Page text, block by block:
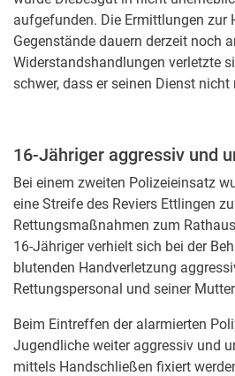
aufgefunden. Die Ermittlungen zur
Gegenstände dauern derzeit noch
Widerstandshandlungen verletzte
schwer, dass er seinen Dienst
16-Jähriger aggressiv und
Bei einem zweiten Polizeieinsatz
eine Streife des Reviers Ettlingen
Rettungsmaßnahmen zum
16-Jähriger verhielt sich bei der
blutenden Handverletzung
Rettungspersonal und seiner
Beim Eintreffen der alarmierten
Jugendliche weiter aggressiv und
mittels Handschließen fixiert